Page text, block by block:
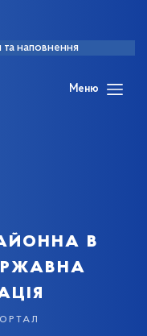
та наповнення
Меню
в